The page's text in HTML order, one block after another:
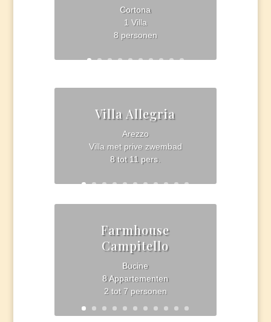
Cortona
1 Villa
8 personen
Villa Allegria
Arezzo
Villa met prive zwembad
8 tot 11 pers.
Farmhouse
Campitello
Bucine
8 Appartementen
2 tot 7 personen